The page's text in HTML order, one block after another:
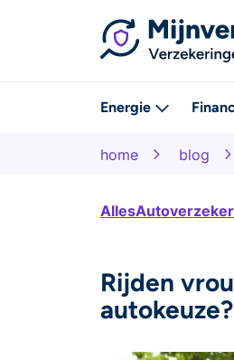
Energie
home blog
Alles
Rijden
autokeuze?